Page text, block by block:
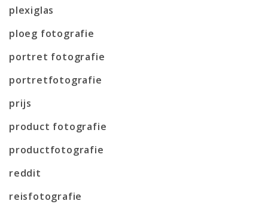
plexiglas
ploeg fotografie
portret fotografie
portretfotografie
prijs
product fotografie
productfotografie
reddit
reisfotografie